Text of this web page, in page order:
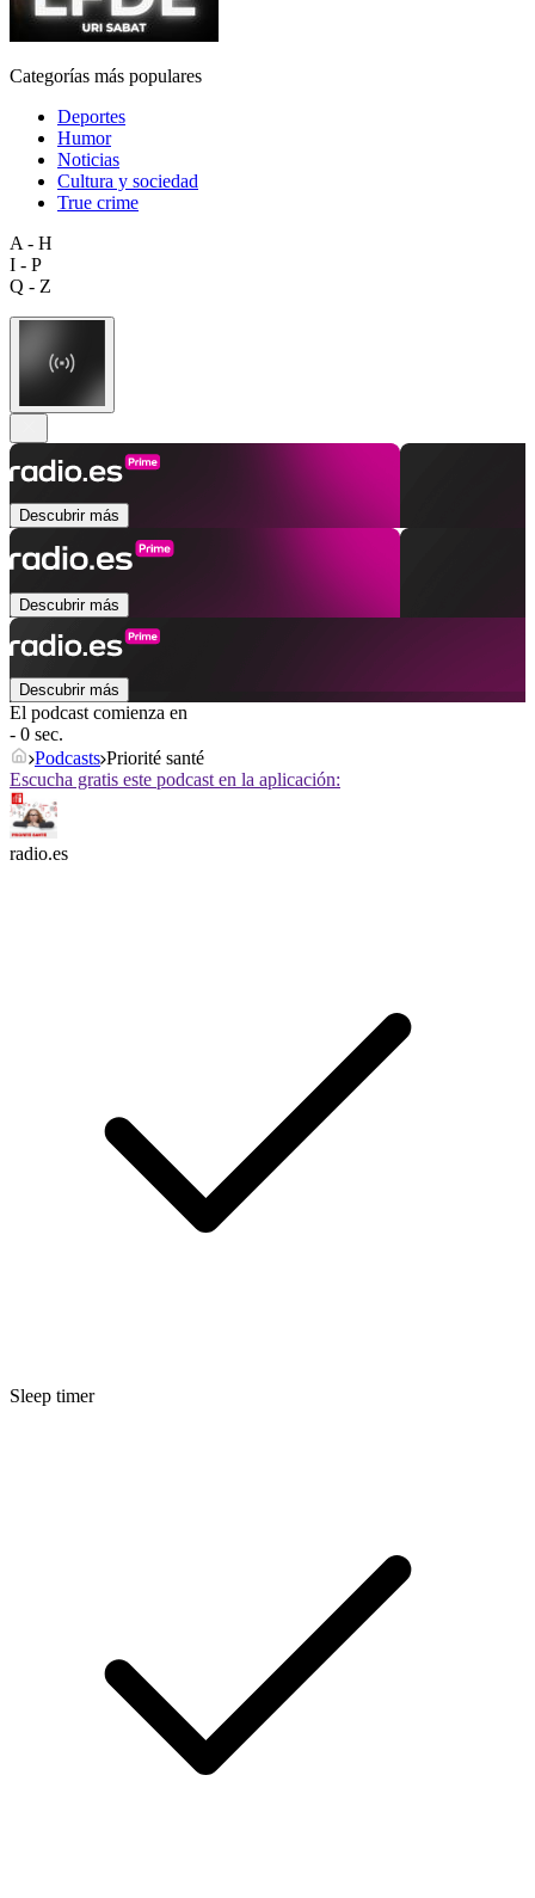
Categorías más populares
Deportes
Humor
Noticias
Cultura y sociedad
True crime
A - H
I - P
Q - Z
Descubrir más
Descubrir más
Descubrir más
El podcast comienza en
- 0 sec.
Podcasts Priorité santé
Escucha gratis este podcast en la aplicación:
radio.es
Sleep timer